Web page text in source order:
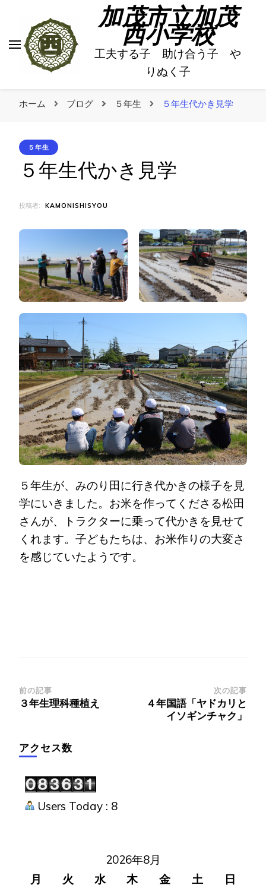
加茂市立加茂
西小学校
工夫する子 助け合う子 や
りぬく子
ホーム ブログ ５年生 ５年生代かき見学
５年生
５年生代かき見学
投稿者: KAMONISHISYOU
５年生が、みのり田に行き代かきの様子を見
学にいきました。お米を作ってくださる松田
さんが、トラクターに乗って代かきを見せて
くれます。子どもたちは、お米作りの大変さ
を感じていたようです。
投
稿
ビ
ー
シ
前の記事
３年生理科種植え
次の記事
４年国語「ヤドカリと
イソギンチャク」
アクセス数
Users Today : 8
2026年8月
月
火 水 木 金 土
日